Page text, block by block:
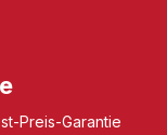
Preis-Garantie